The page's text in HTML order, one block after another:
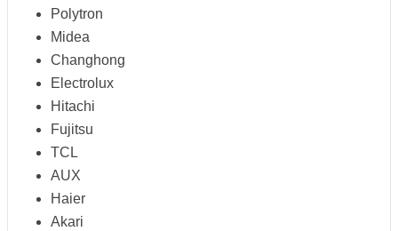
Polytron
Midea
Changhong
Electrolux
Hitachi
Fujitsu
TCL
AUX
Haier
Akari